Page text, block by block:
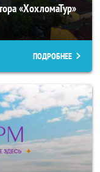
«ХохломаТур»
ПОДРОБНЕЕ